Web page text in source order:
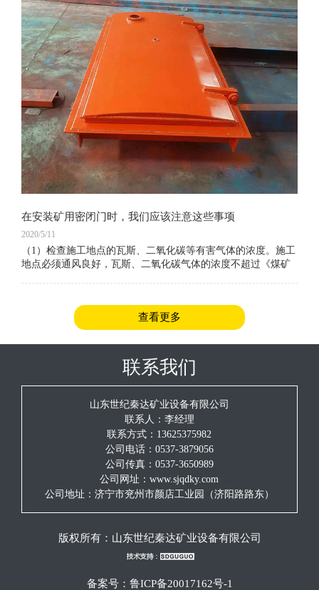
在安装矿用密闭门时，我们应该注意这些事项
2020/5/11
（1）检查施工地点的瓦斯、二氧化碳等有害气体的浓度。施工
地点必须通风良好，瓦斯、二氧化碳气体的浓度不超过《煤矿
查看更多
联系我们
山东世纪秦达矿业设备有限公司
联系人：李经理
联系方式：13625375982
公司电话：0537-3879056
公司传真：0537-3650989
公司网址：www.sjqdky.com
公司地址：济宁市兖州市颜店工业园（济阳路路东）
版权所有： 山东世纪秦达矿业设备有限公司
备案号： 鲁ICP备20017162号-1